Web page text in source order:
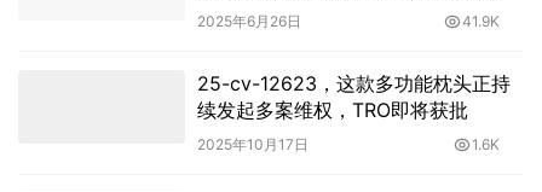
2025年6月26日 41.9K
25-cv-12623，这款多功能枕头正持
续发起多案维权，TRO即将获批
2025年10月17日 1.6K